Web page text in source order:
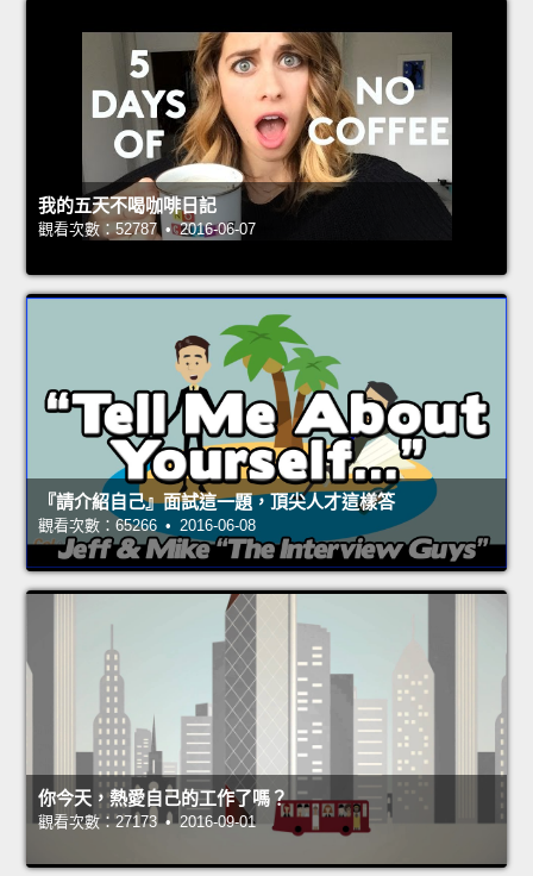
我的五天不喝咖啡日記
觀看次數：52787 • 2016-06-07
『請介紹自己』面試這一題，頂尖人才這樣答
觀看次數：65266 • 2016-06-08
你今天，熱愛自己的工作了嗎？
觀看次數：27173 • 2016-09-01